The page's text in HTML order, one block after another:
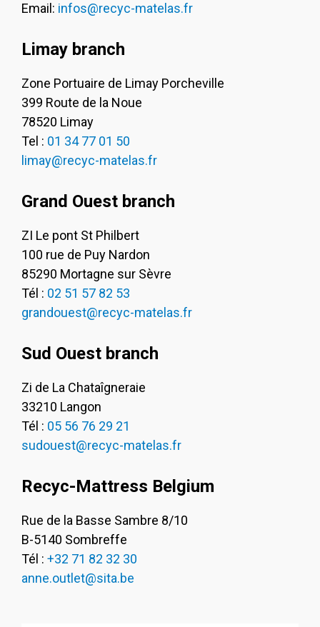
Email: infos@recyc-matelas.fr
Limay branch
Zone Portuaire de Limay Porcheville
399 Route de la Noue
78520 Limay
Tel : 01 34 77 01 50
limay@recyc-matelas.fr
Grand Ouest branch
ZI Le pont St Philbert
100 rue de Puy Nardon
85290 Mortagne sur Sèvre
Tél : 02 51 57 82 53
grandouest@recyc-matelas.fr
Sud Ouest branch
Zi de La Chataîgneraie
33210 Langon
Tél : 05 56 76 29 21
sudouest@recyc-matelas.fr
Recyc-Mattress Belgium
Rue de la Basse Sambre 8/10
B-5140 Sombreffe
Tél : +32 71 82 32 30
anne.outlet@sita.be